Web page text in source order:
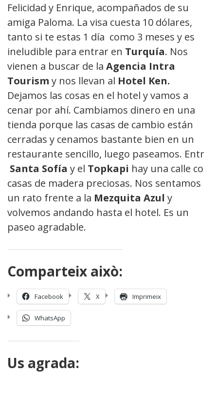
Felicidad y Enrique, acompañados de su
amiga Paloma. La visa cuesta 10 dólares,
tanto si te estas 1 día como 3 meses y es
ineludible para entrar en Turquía. Nos
vienen a buscar de la Agencia Intra
Tourism y nos llevan al Hotel Ken.
Dejamos las cosas en el hotel y vamos a
cenar por ahí. Cambiamos dinero en una
tienda porque las casas de cambio están
cerradas y cenamos bastante bien en un
restaurante sencillo, luego paseamos. Entre
Santa Sofía y el Topkapi hay una calle con
casas de madera preciosas. Nos sentamos
un rato frente a la Mezquita Azul y
volvemos andando hasta el hotel. Es un
paseo agradable.
Comparteix això:
Facebook X Imprimeix
WhatsApp
Us agrada: